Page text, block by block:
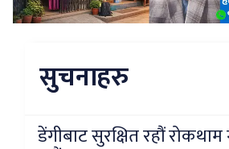
सुचनाहरु
डेंगीबाट सुरक्षित रहौं रोकथाम